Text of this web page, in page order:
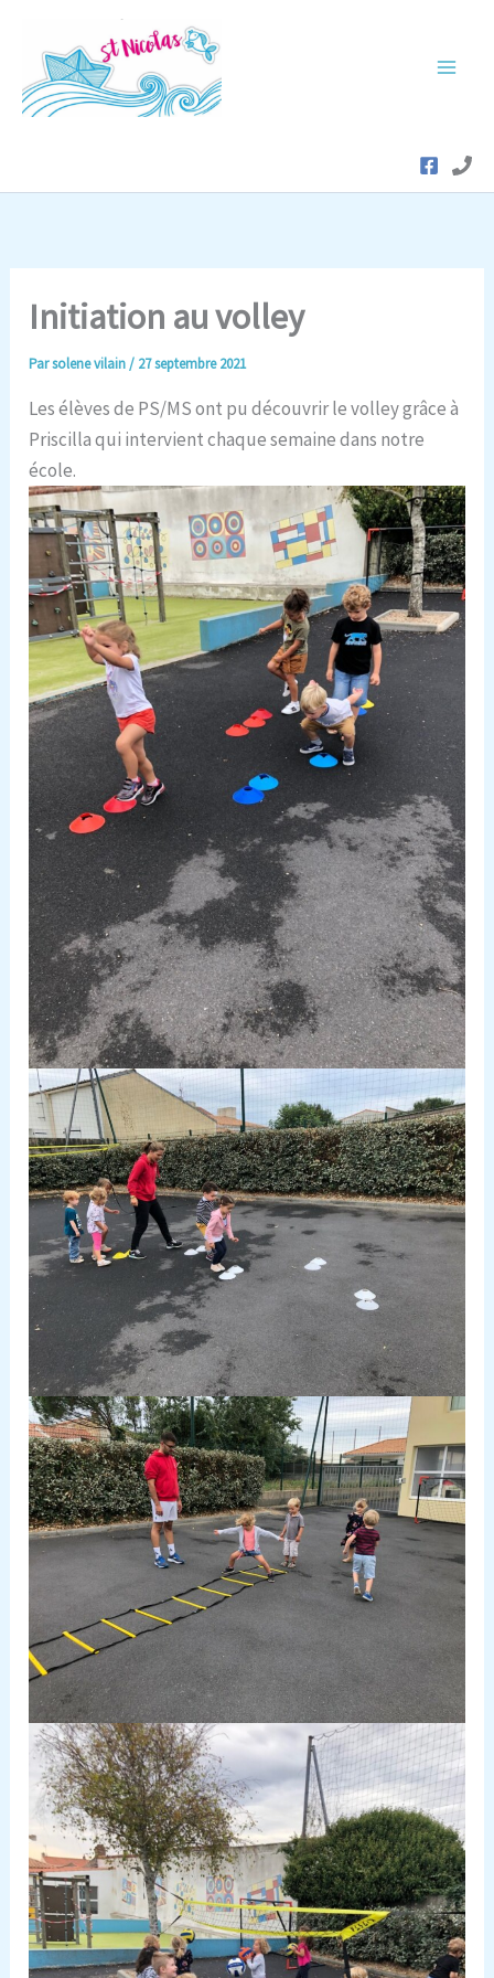
contenu
Initiation au volley
Parsolene vilain/ 27 septembre 2021
Les élèves de PS/MS ont pu découvrir le volley grâce à
Priscilla qui intervient chaque semaine dans notre
école.